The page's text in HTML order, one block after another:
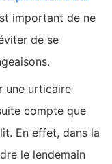
important de ne
de se
une urticaire
compte que
En effet, dans la
le lendemain